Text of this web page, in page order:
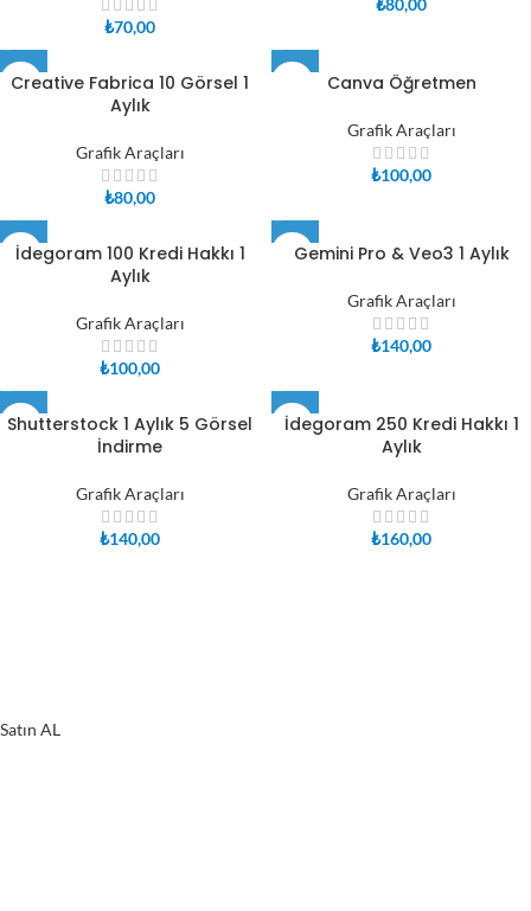
₺70,00
₺80,00
Creative Fabrica 10 Görsel 1
Aylık
Grafik Araçları
₺80,00
Canva Öğretmen
Grafik Araçları
₺100,00
İdegoram 100 Kredi Hakkı 1
Aylık
Grafik Araçları
₺100,00
Gemini Pro & Veo3 1 Aylık
Grafik Araçları
₺140,00
Shutterstock 1 Aylık 5 Görsel
İndirme
Grafik Araçları
₺140,00
İdegoram 250 Kredi Hakkı 1
Aylık
Grafik Araçları
₺160,00
Satın AL